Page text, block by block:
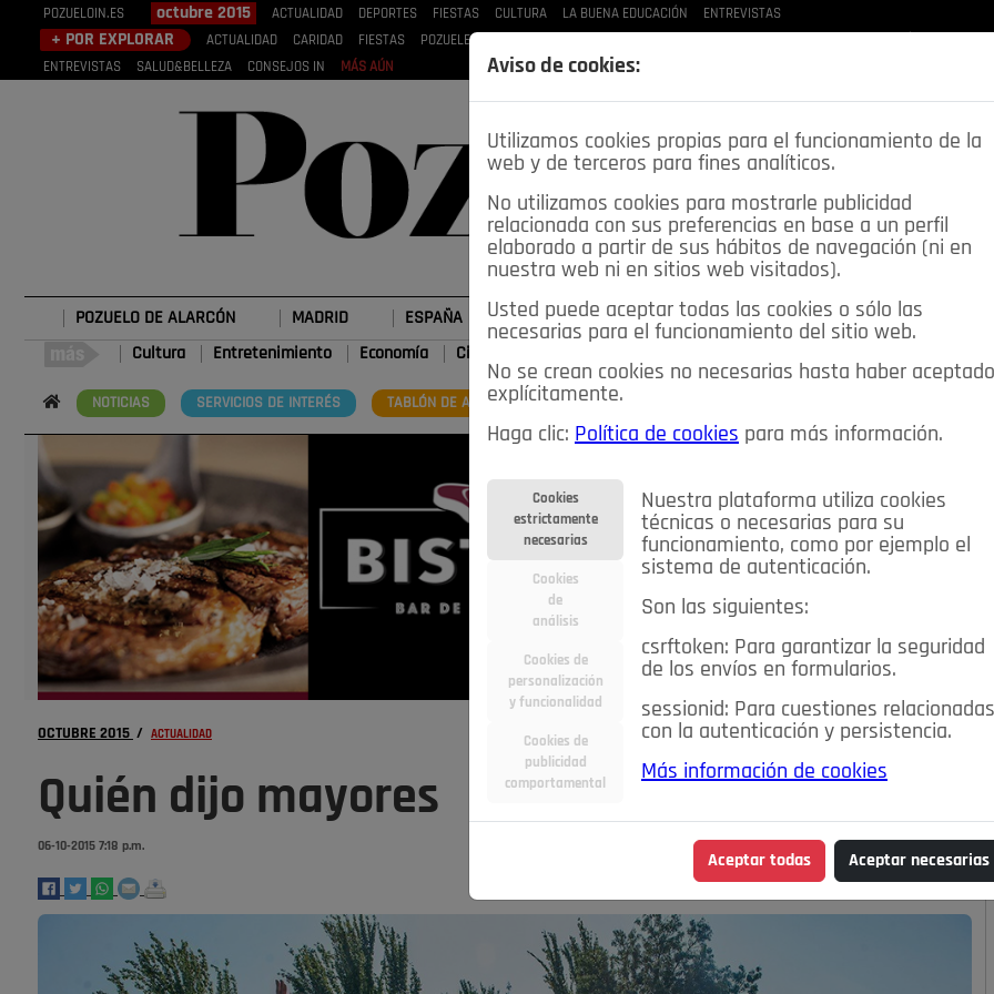
POZUELOIN.ES octubre 2015 ACTUALIDAD DEPORTES FIESTAS CULTURA LA BUENA EDUCACIÓN ENTREVISTAS
+ POR EXPLORAR ACTUALIDAD CARIDAD FIESTAS POZUELEROS
ENTREVISTAS
SALUD&BELLEZA CONSEJOS IN MÁS AÚN
POZUELO DE ALARCÓN MADRID ESPAÑA DEPORTES OPINIÓN IN SALUD 🔴 EN DIRECTO
Cultura Entretenimiento Economía Ciencia&Tecnología
NOTICIAS SERVICIOS DE INTERÉS TABLÓN DE ANUNCIOS MIS ANUNCIOS
OCTUBRE 2015 / ACTUALIDAD
Quién dijo mayores
06-10-2015 7:18 p.m.
Aviso de cookies:
Utilizamos cookies propias para el funcionamiento de la
web y de terceros para fines analíticos.
No utilizamos cookies para mostrarle publicidad
relacionada con sus preferencias en base a un perfil
elaborado a partir de sus hábitos de navegación (ni en
nuestra web ni en sitios web visitados).
Usted puede aceptar todas las cookies o sólo las
necesarias para el funcionamiento del sitio web.
No se crean cookies no necesarias hasta haber aceptado
explícitamente.
Haga clic: Política de cookies para más información.
Cookies
estrictamente
necesarias
Cookies
de
análisis
Cookies de
personalización
y funcionalidad
Cookies de
publicidad
comportamental
Nuestra plataforma utiliza cookies
técnicas o necesarias para su
funcionamiento, como por ejemplo el
sistema de autenticación.
Son las siguientes:
csrftoken: Para garantizar la seguridad
de los envíos en formularios.
sessionid: Para cuestiones relacionadas
con la autenticación y persistencia.
Más información de cookies
Aceptar todas Aceptar necesarias